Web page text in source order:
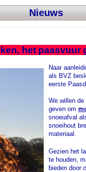
Nieuws
het paasvuur
Naar
als BVZ
eerste
We willen
geven om
snoeiafval
snoeihout
materiaal.
Gezien het
te houden,
bieden door